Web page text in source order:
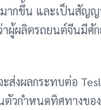
มากขึ้น และเป็นสัญ
าผู้ผลิตรถยนต์จีนมี
ส่งผลกระทบต่อ
ตัวกำหนดทิศทางข